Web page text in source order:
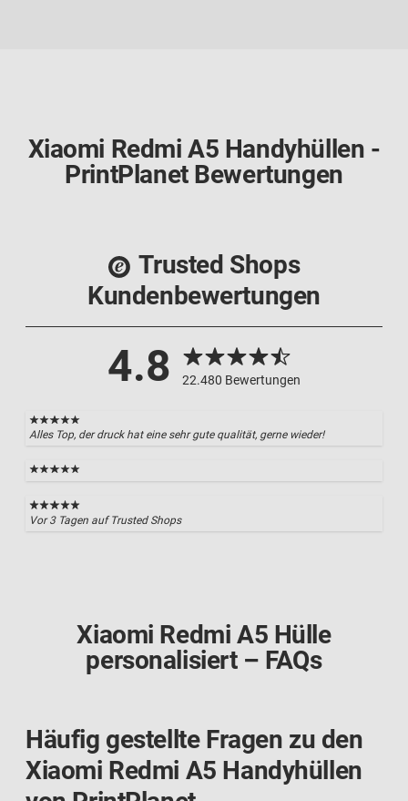
Xiaomi Redmi A5 Handyhüllen -
PrintPlanet Bewertungen
Trusted Shops
Kundenbewertungen
4.8 22.480 Bewertungen
Alles Top, der druck hat eine sehr gute qualität, gerne wieder!
Vor 3 Tagen auf Trusted Shops
Xiaomi Redmi A5 Hülle
personalisiert – FAQs
Häufig gestellte Fragen zu den
Xiaomi Redmi A5 Handyhüllen